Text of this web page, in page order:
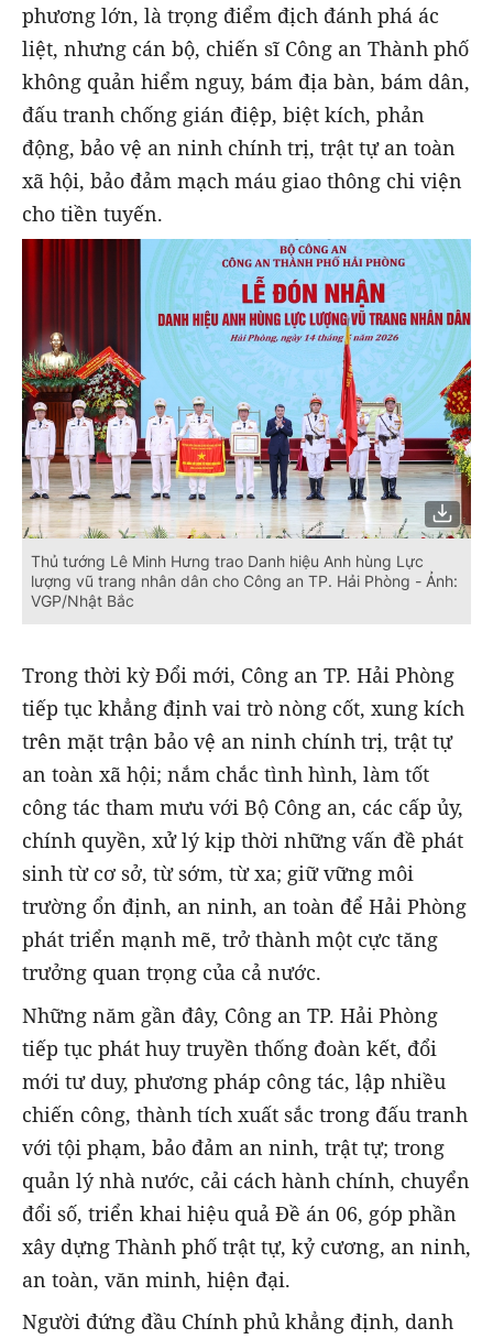
phương lớn, là trọng điểm địch đánh phá ác
liệt, nhưng cán bộ, chiến sĩ Công an Thành phố
không quản hiểm nguy, bám địa bàn, bám dân,
đấu tranh chống gián điệp, biệt kích, phản
động, bảo vệ an ninh chính trị, trật tự an toàn
xã hội, bảo đảm mạch máu giao thông chi viện
cho tiền tuyến.
Thủ tướng Lê Minh Hưng trao Danh hiệu Anh hùng Lực
lượng vũ trang nhân dân cho Công an TP. Hải Phòng - Ảnh:
VGP/Nhật Bắc
Trong thời kỳ Đổi mới, Công an TP. Hải Phòng
tiếp tục khẳng định vai trò nòng cốt, xung kích
trên mặt trận bảo vệ an ninh chính trị, trật tự
an toàn xã hội; nắm chắc tình hình, làm tốt
công tác tham mưu với Bộ Công an, các cấp ủy,
chính quyền, xử lý kịp thời những vấn đề phát
sinh từ cơ sở, từ sớm, từ xa; giữ vững môi
trường ổn định, an ninh, an toàn để Hải Phòng
phát triển mạnh mẽ, trở thành một cực tăng
trưởng quan trọng của cả nước.
Những năm gần đây, Công an TP. Hải Phòng
tiếp tục phát huy truyền thống đoàn kết, đổi
mới tư duy, phương pháp công tác, lập nhiều
chiến công, thành tích xuất sắc trong đấu tranh
với tội phạm, bảo đảm an ninh, trật tự; trong
quản lý nhà nước, cải cách hành chính, chuyển
đổi số, triển khai hiệu quả Đề án 06, góp phần
xây dựng Thành phố trật tự, kỷ cương, an ninh,
an toàn, văn minh, hiện đại.
Người đứng đầu Chính phủ khẳng định, danh